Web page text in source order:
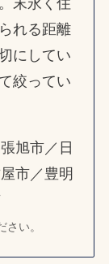
れる距離
にしてい
絞ってい
旭市／日
市／豊明
い。